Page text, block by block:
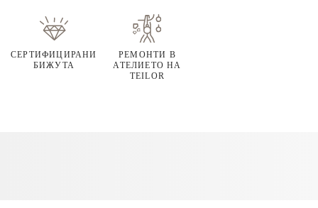
СЕРТИФИЦИРАНИ
БИЖУТА
РЕМОНТИ В
АТЕЛИЕТО НА
TEILOR